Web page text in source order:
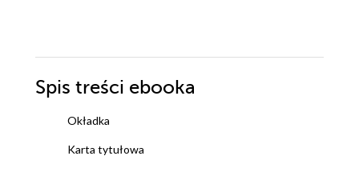
Spis treści ebooka
Okładka
Karta tytułowa